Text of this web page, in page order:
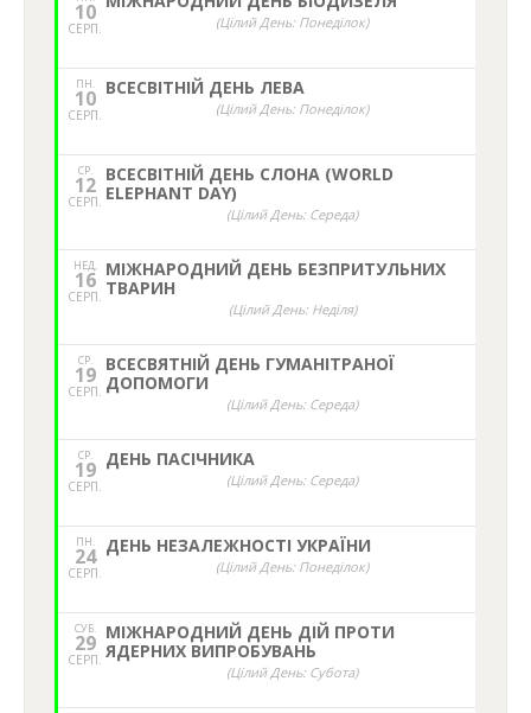
10
СЕРП. (Цілий День: Понеділок)
ПН.
10
СЕРП.
ВСЕСВІТНІЙ ДЕНЬ ЛЕВА
(Цілий День: Понеділок)
СР.
12
СЕРП.
ВСЕСВІТНІЙ ДЕНЬ СЛОНА (WORLD
ELEPHANT DAY)
(Цілий День: Середа)
НЕД,
16
СЕРП.
МІЖНАРОДНИЙ ДЕНЬ БЕЗПРИТУЛЬНИХ
ТВАРИН
(Цілий День: Неділя)
СР.
19
СЕРП.
ВСЕСВЯТНІЙ ДЕНЬ ГУМАНІТРАНОЇ
ДОПОМОГИ
(Цілий День: Середа)
СР.
19
СЕРП.
ДЕНЬ ПАСІЧНИКА
(Цілий День: Середа)
ПН.
24
СЕРП.
ДЕНЬ НЕЗАЛЕЖНОСТІ УКРАЇНИ
(Цілий День: Понеділок)
СУБ.
29
СЕРП.
МІЖНАРОДНИЙ ДЕНЬ ДІЙ ПРОТИ
ЯДЕРНИХ ВИПРОБУВАНЬ
(Цілий День: Субота)